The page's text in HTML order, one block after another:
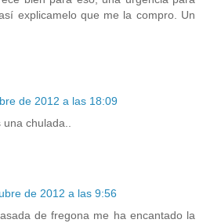
explicamelo que me la compro. Un
de 2012 a las 18:09
chulada..
de 2012 a las 9:56
de fregona me ha encantado la